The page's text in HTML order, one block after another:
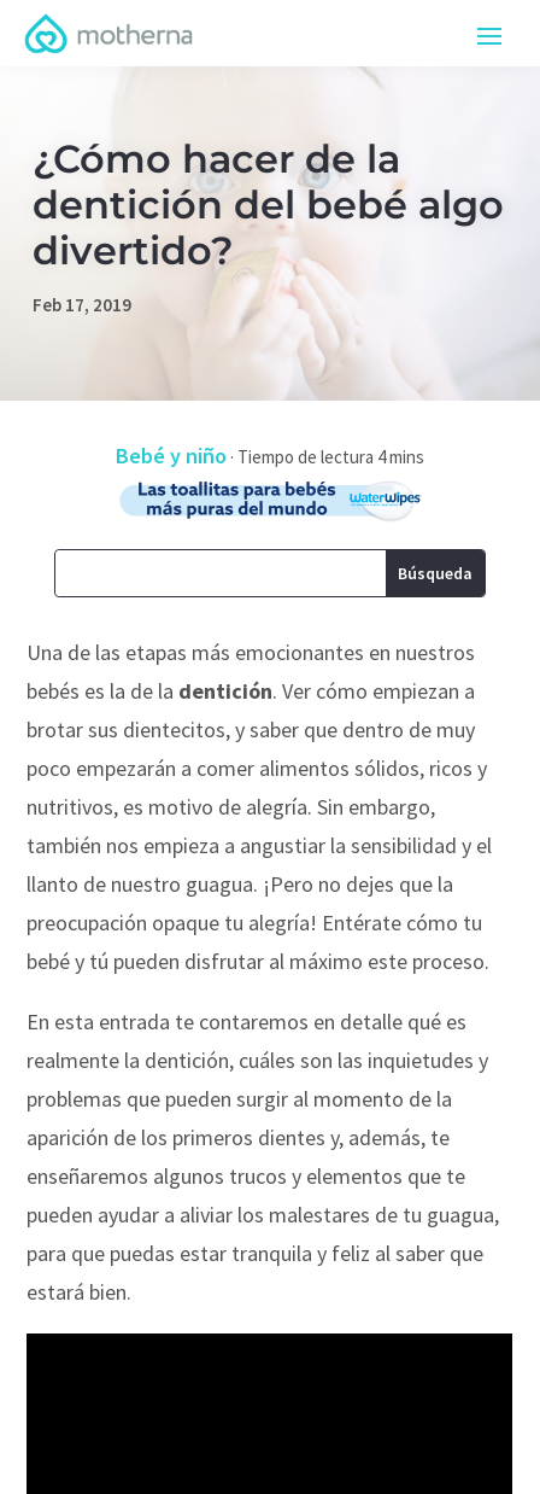
¿Cómo hacer de la
dentición del bebé algo
divertido?
Feb 17, 2019
Bebé y niño ·
Una de las etapas más emocionantes en nuestros
bebés es la de la dentición. Ver cómo empiezan a
brotar sus dientecitos, y saber que dentro de muy
poco empezarán a comer alimentos sólidos, ricos y
nutritivos, es motivo de alegría. Sin embargo,
también nos empieza a angustiar la sensibilidad y el
llanto de nuestro guagua. ¡Pero no dejes que la
preocupación opaque tu alegría! Entérate cómo tu
bebé y tú pueden disfrutar al máximo este proceso.
En esta entrada te contaremos en detalle qué es
realmente la dentición, cuáles son las inquietudes y
problemas que pueden surgir al momento de la
aparición de los primeros dientes y, además, te
enseñaremos algunos trucos y elementos que te
pueden ayudar a aliviar los malestares de tu guagua,
para que puedas estar tranquila y feliz al saber que
estará bien.